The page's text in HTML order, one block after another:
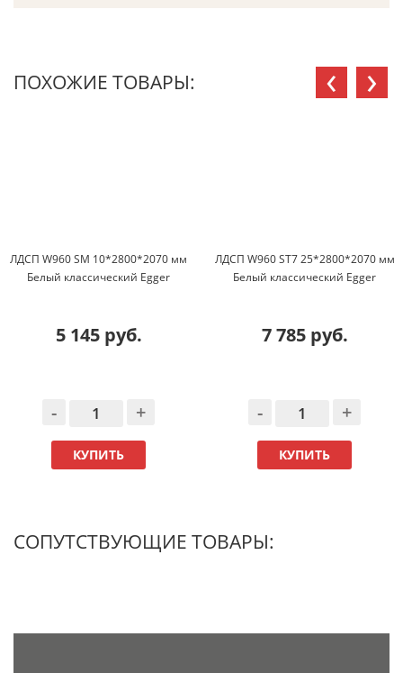
ПОХОЖИЕ ТОВАРЫ:
ЛДСП W960 SM 10*2800*2070 мм
Белый классический Egger
5 145 руб.
- +
КУПИТЬ
ЛДСП W960 ST7 25*2800*2070 мм
Белый классический Egger
7 785 руб.
- +
КУПИТЬ
‹ ›
СОПУТСТВУЮЩИЕ ТОВАРЫ: